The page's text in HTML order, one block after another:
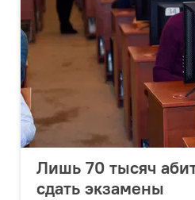
Лишь 70 тысяч
сдать экзамены